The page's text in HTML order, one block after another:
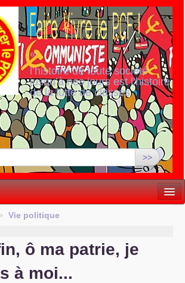
«
l’histoire de toute société
jusqu’à nos jours est l’histoire
de la lutte de classes
>>
Vie politique
ô ma patrie, je
à moi...